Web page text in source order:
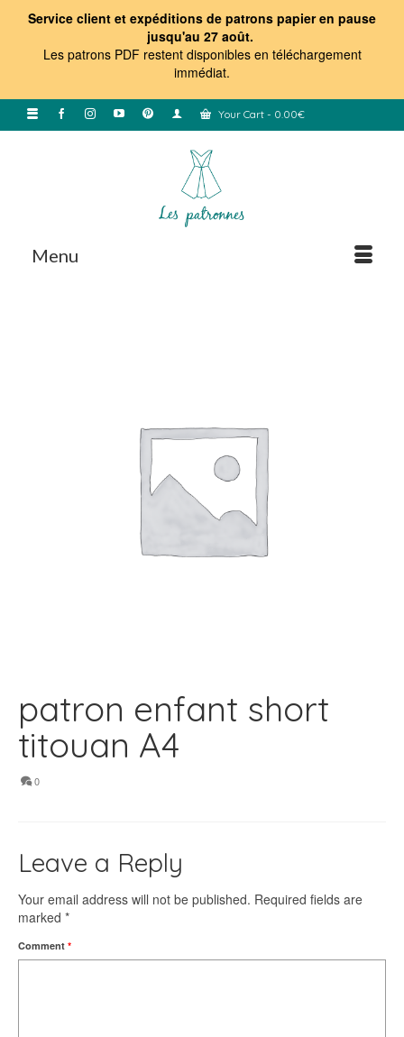
Service client et expéditions de patrons papier en pause
jusqu'au 27 août.
Les patrons PDF restent disponibles en téléchargement
immédiat.
Your Cart - 0.00€
Menu
patron enfant short
titouan A4
0
Leave a Reply
Your email address will not be published. Required fields are
marked *
Comment *